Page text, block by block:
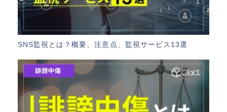
SNS監視とは？概要、注意点、監視サービス13選